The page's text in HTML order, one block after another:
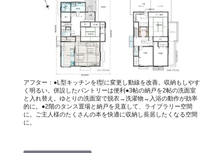
アフター：●L型キッチンをI型に変更し動線を改善。収納もしやす
く明るい。併設したパントリーは便利●3帖の納戸を2帖の洗面室
と入れ替え。ゆとりの洗面室で脱衣→洗濯物→入浴の動作が効率
的に。●2階のタンス置場と納戸を見直して、ライブラリー空間
に。ご主人様のたくさんの本を快適に収納し長居したくなる空間
に。